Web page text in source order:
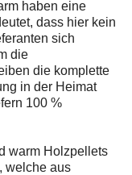
haben eine
dass hier kein
sich
die
die komplette
in der Heimat
100 %
warm Holzpellets
welche aus